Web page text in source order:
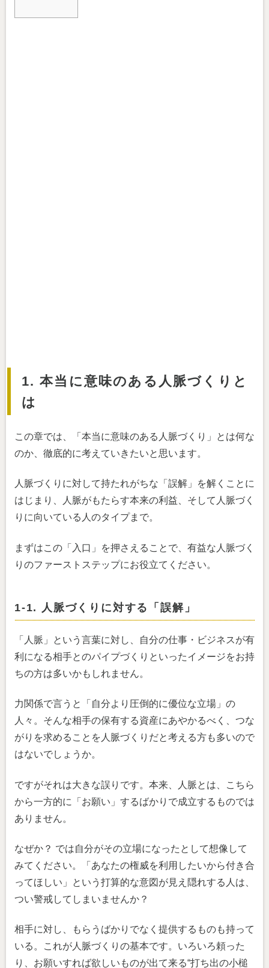
1. 本当に意味のある人脈づくりと
は
この章では、「本当に意味のある人脈づくり」とは何な
のか、徹底的に考えていきたいと思います。
人脈づくりに対して持たれがちな「誤解」を解くことに
はじまり、人脈がもたらす本来の利益、そして人脈づく
りに向いている人のタイプまで。
まずはこの「入口」を押さえることで、有益な人脈づく
りのファーストステップにお役立てください。
1-1. 人脈づくりに対する「誤解」
「人脈」という言葉に対し、自分の仕事・ビジネスが有
利になる相手とのパイプづくりといったイメージをお持
ちの方は多いかもしれません。
力関係で言うと「自分より圧倒的に優位な立場」の
人々。そんな相手の保有する資産にあやかるべく、つな
がりを求めることを人脈づくりだと考える方も多いので
はないでしょうか。
ですがそれは大きな誤りです。本来、人脈とは、こちら
から一方的に「お願い」するばかりで成立するものでは
ありません。
なぜか？ では自分がその立場になったとして想像して
みてください。「あなたの権威を利用したいから付き合
ってほしい」という打算的な意図が見え隠れする人は、
つい警戒してしまいませんか？
相手に対し、もらうばかりでなく提供するものも持って
いる。これが人脈づくりの基本です。いろいろ頼った
り、お願いすれば欲しいものが出て来る“打ち出の小槌